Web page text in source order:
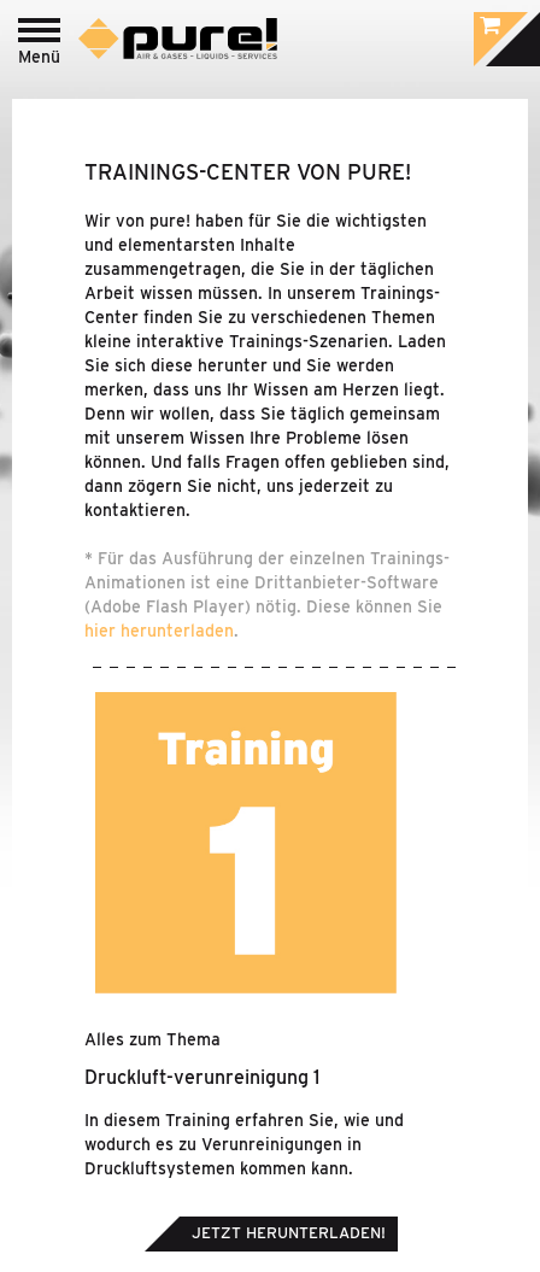
INDUSTRIE - DRUCKLUFT-&
GASAUFBEREITUNG
MARKEN
UNTERNEHMEN
NEUIGKEITEN
KONTAKT & DOWNLOADS
TRAININGS-CENTER
Menü
TRAININGS-CENTER VON PURE!
Wir von pure! haben für Sie die wichtigsten
und elementarsten Inhalte
zusammengetragen, die Sie in der täglichen
Arbeit wissen müssen. In unserem Trainings-
Center finden Sie zu verschiedenen Themen
kleine interaktive Trainings-Szenarien. Laden
Sie sich diese herunter und Sie werden
merken, dass uns Ihr Wissen am Herzen liegt.
Denn wir wollen, dass Sie täglich gemeinsam
mit unserem Wissen Ihre Probleme lösen
können. Und falls Fragen offen geblieben sind,
dann zögern Sie nicht, uns jederzeit zu
kontaktieren.
* Für das Ausführung der einzelnen Trainings-
Animationen ist eine Drittanbieter-Software
(Adobe Flash Player) nötig. Diese können Sie
hier herunterladen.
Alles zum Thema
Druckluft-verunreinigung 1
In diesem Training erfahren Sie, wie und
wodurch es zu Verunreinigungen in
Druckluftsystemen kommen kann.
JETZT HERUNTERLADEN!